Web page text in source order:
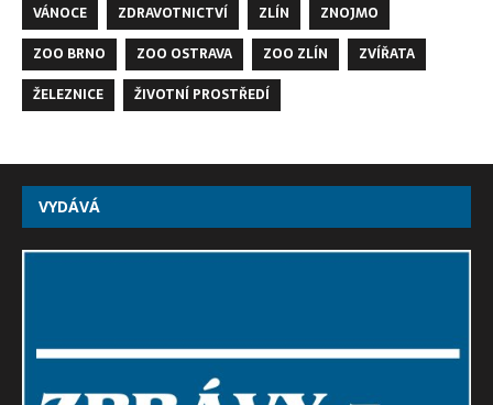
VÁNOCE
ZDRAVOTNICTVÍ ZLÍN
ZNOJMO
ZOO BRNO
ZOO OSTRAVA ZOO ZLÍN
ZVÍŘATA
ŽELEZNICE
ŽIVOTNÍ PROSTŘEDÍ
VYDÁVÁ